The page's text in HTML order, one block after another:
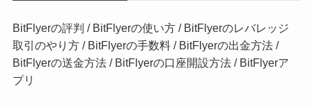
BitFlyerの評判 / BitFlyerの使い方 / BitFlyerのレバレッジ
取引のやり方/ BitFlyerの手数料/ BitFlyerの出金方法/
BitFlyerの送金方法/ BitFlyerの口座開設方法/ BitFlyerア
プリ